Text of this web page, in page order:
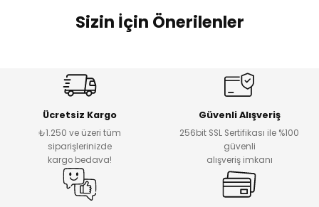
Sizin İçin Önerilenler
Sweet Stamp - Mini-Handwritten
Daire Kesici Kurabiye Kalıbı
₺ 67
Sweet Stamp
Sweet Stamp - Frosting
Ücretsiz Kargo
₺1.250 ve üzeri tüm
siparişlerinizde
kargo bedava!
Güvenli Alışveriş
256bit SSL Sertifikası ile %100
güvenli
alışveriş imkanı